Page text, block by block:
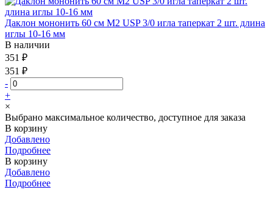
Даклон мононить 60 см М2 USP 3/0 игла таперкат 2 шт. длина
иглы 10-16 мм
В наличии
351 ₽
351 ₽
-
+
×
Выбрано максимальное количество, доступное для заказа
В корзину
Добавлено
Подробнее
В корзину
Добавлено
Подробнее